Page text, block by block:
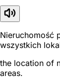
Nieruchomość
wszystkich
the location of
areas.